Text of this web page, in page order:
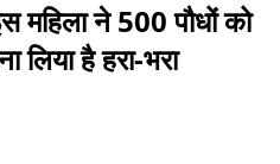
ने 500 पौधों को
है हरा-भरा